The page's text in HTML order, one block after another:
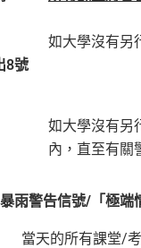
8號
如大學沒有另
如大學沒有另
內，直至有關
雨警告信號/「極端
當天的所有課堂/